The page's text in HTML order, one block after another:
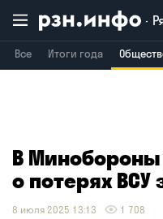
Все Итоги года
В Минобороны
о потерях ВСУ
8 июля 2025 13:13 1 708